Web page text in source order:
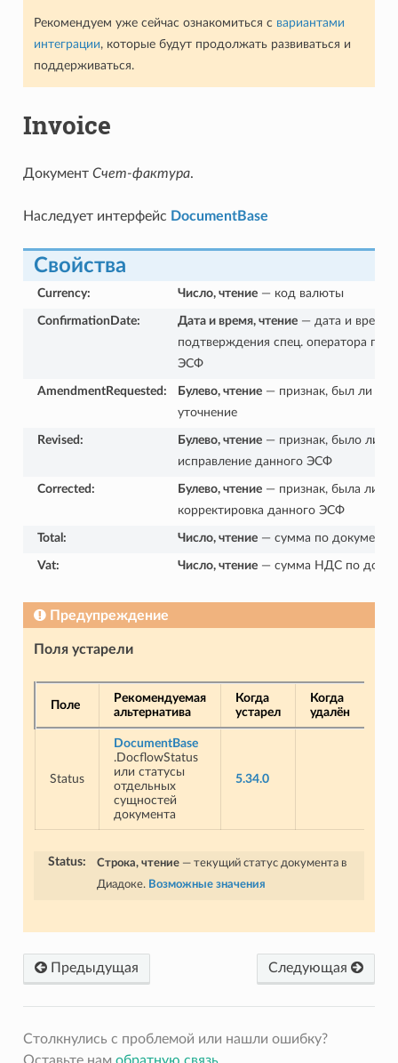
Рекомендуем уже сейчас ознакомиться с вариантами
интеграции, которые будут продолжать развиваться и
поддерживаться.
Invoice
Документ Счет-фактура.
Наследует интерфейс DocumentBase
Свойства
Currency: Число, чтение— код валюты
ConfirmationDate: Дата и время, чтение— дата и время
подтверждения спец. оператора
ЭСФ
AmendmentRequested: Булево, чтение— признак, был ли
уточнение
Revised : Булево, чтение— признак, было ли
исправление данного ЭСФ
Corrected: Булево, чтение— признак, была ли
корректировка данного ЭСФ
Total : Число, чтение— сумма по документу
Vat: Число, чтение— сумма НДС по
Предупреждение
Поля устарели
Поле
Рекомендуемая
альтернатива
Когда
устарел
Когда
удалён
Status
DocumentBase
.DocflowStatus
или статусы
отдельных
сущностей
документа
5.34.0
Status: Строка, чтение— текущий статус документа в
Диадоке. Возможные значения
Предыдущая Следующая
Столкнулись с проблемой или нашли ошибку?